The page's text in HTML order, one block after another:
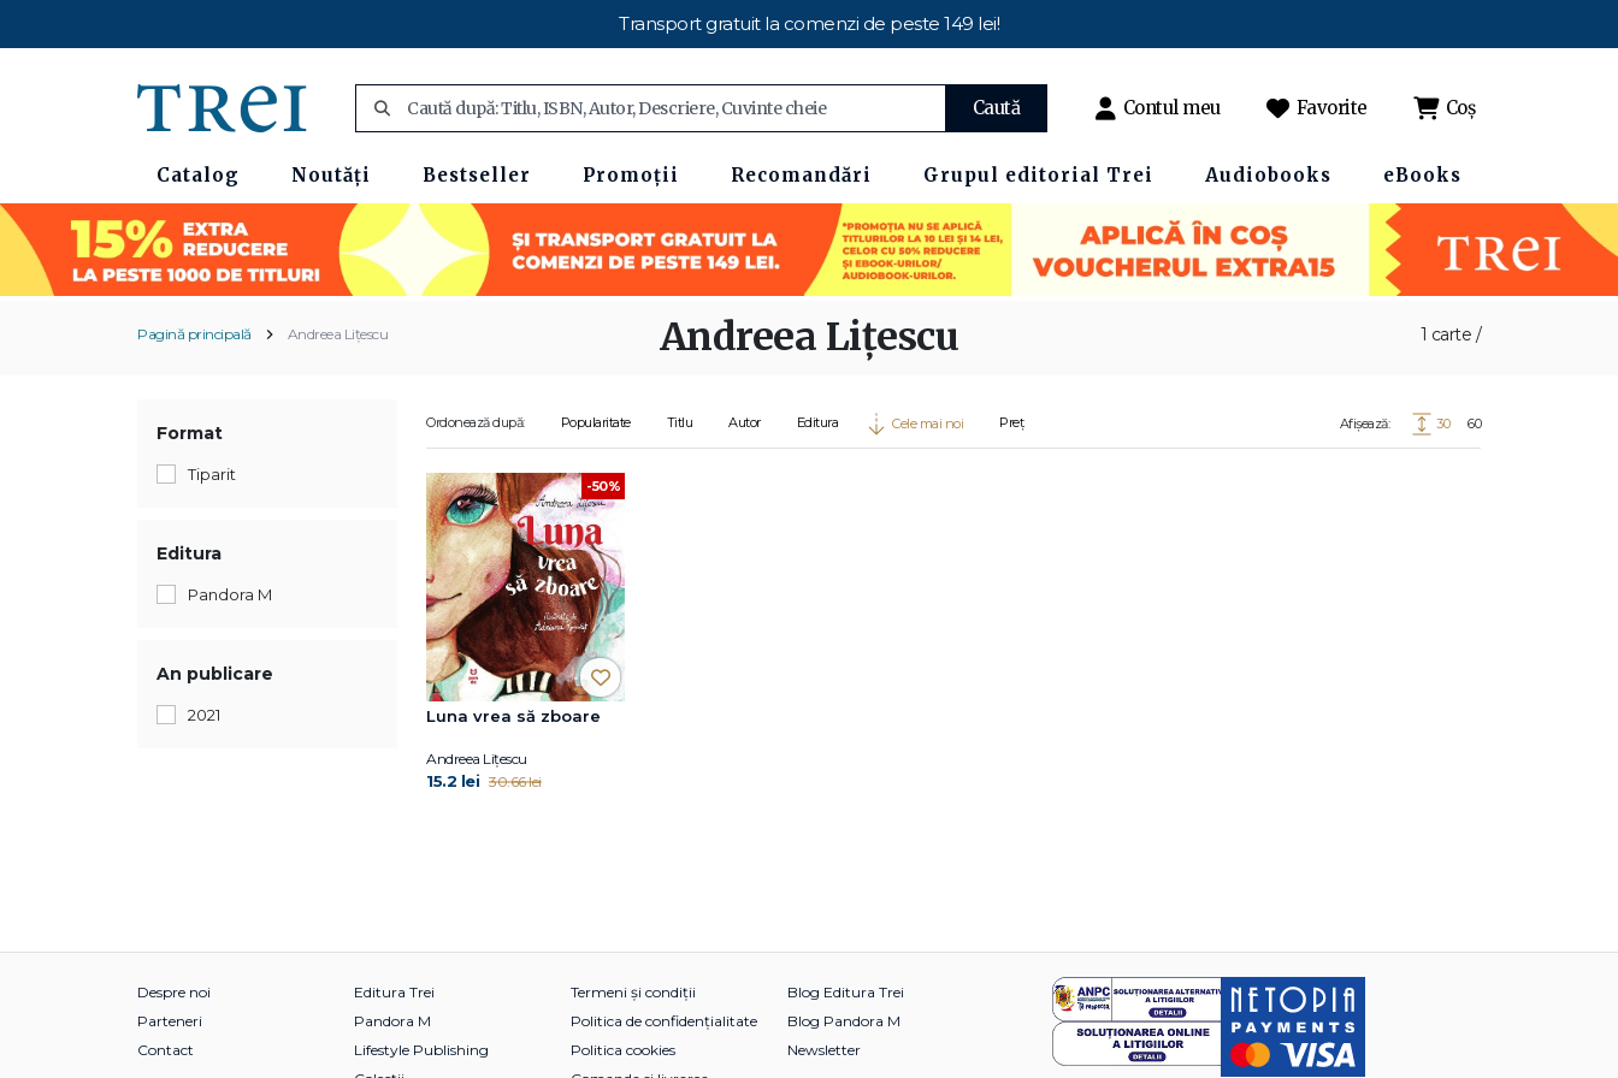
Transport gratuit la comenzi de peste 149 lei!
Caută Contul meu Favorite Coș
Catalog Noutăți Bestseller Promoții Recomandări Grupul editorial Trei Audiobooks eBooks
Pagină principală Andreea Lițescu 1 carte /
Andreea Lițescu
Format
Tiparit
Editura
Pandora M
An publicare
2021
Ordonează după: Popularitate Titlu Autor Editura Cele mai noi Preț Afișează: 30 60
-50%
Luna vrea să zboare
Andreea Lițescu
15.2 lei 30.66 lei
Despre noi
Parteneri
Contact
Editura Trei
Pandora M
Lifestyle Publishing
Termeni și condiții
Politica de confidențialitate
Politica cookies
Blog Editura Trei
Blog Pandora M
Newsletter